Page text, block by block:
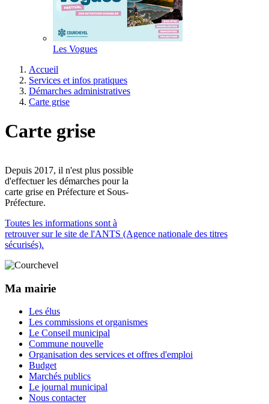
Les Vogues
Accueil
Services et infos pratiques
Démarches administratives
Carte grise
Carte grise
Depuis 2017, il n'est plus possible
d'effectuer les démarches pour la
carte grise en Préfecture et Sous-
Préfecture.
Toutes les informations sont à
retrouver sur le site de l'ANTS (Agence nationale des titres
sécurisés).
Ma mairie
Les élus
Les commissions et organismes
Le Conseil municipal
Commune nouvelle
Organisation des services et offres d'emploi
Budget
Marchés publics
Le journal municipal
Nous contacter